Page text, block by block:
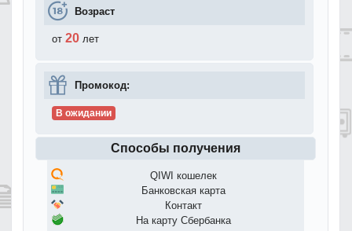
Возраст
от 20 лет
Промокод:
В ожидании
Способы получения
QIWI кошелек
Банковская карта
Контакт
На карту Сбербанка